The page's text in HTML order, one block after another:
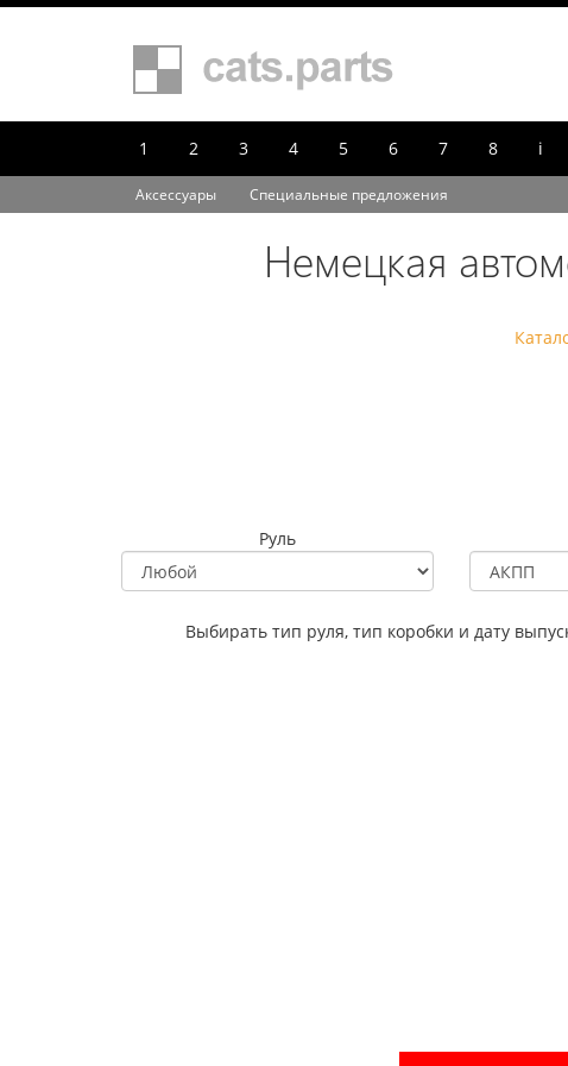
1 2 3 4 5 6 7 8 i
Аксессуары Специальные предложения
Немецкая
Руль
Выбирать тип руля, тип коробки и дату